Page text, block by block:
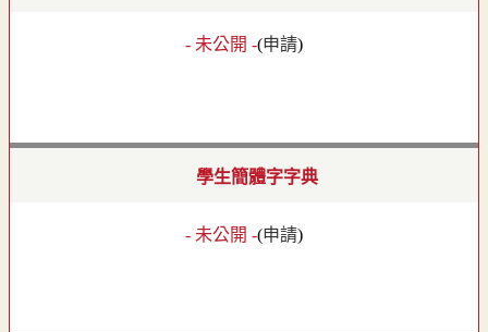
- 未公開 -(申請)
學生簡體字字典
- 未公開 -(申請)